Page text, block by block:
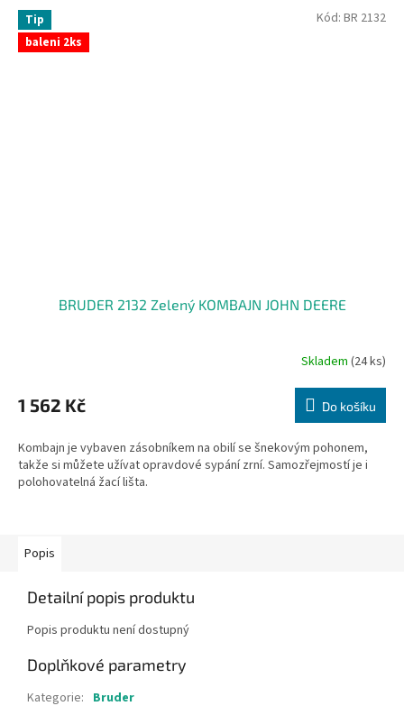
Tip
baleni 2ks
BRUDER 2132 Zelený KOMBAJN JOHN DEERE
produktu
je
z
5
hvězdiček.
Skladem(24 ks)
1 562 Kč Do košíku
Kombajn je vybaven zásobníkem na obilí se šnekovým pohonem,
takže si můžete užívat opravdové sypání zrní. Samozřejmostí je i
polohovatelná žací lišta.
Kód: BR 2132
Popis
Detailní popis produktu
Popis produktu není dostupný
Doplňkové parametry
Kategorie: Bruder